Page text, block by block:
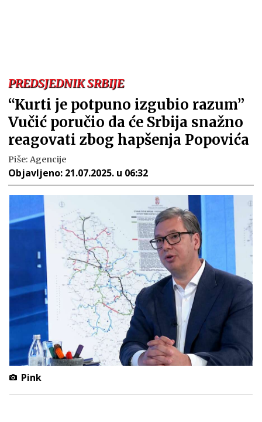
PREDSJEDNIK SRBIJE
“Kurti je potpuno izgubio razum”
Vučić poručio da će Srbija snažno
reagovati zbog hapšenja Popovića
Piše: Agencije
Objavljeno: 21.07.2025. u 06:32
Pink